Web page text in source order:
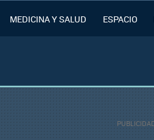
MEDICINA Y SALUD ESPACIO